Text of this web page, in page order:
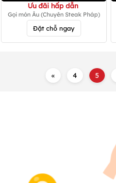
Ưu đãi hấp dẫn
Gọi món Âu (Chuyên Steak Pháp)
Đặt chỗ ngay
« 4 5